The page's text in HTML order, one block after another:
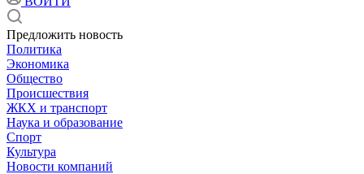
Предложить новость
Политика
Экономика
Общество
Происшествия
ЖКХ и транспорт
Наука и образование
Спорт
Культура
Новости компаний